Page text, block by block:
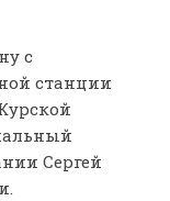
с
станции
Сергей